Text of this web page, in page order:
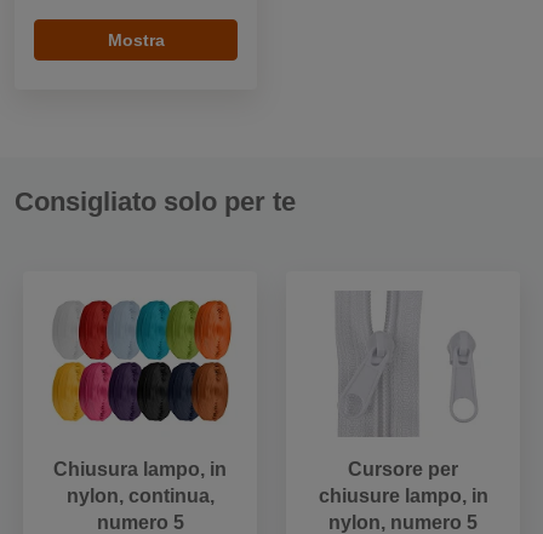
Mostra
Consigliato solo per te
Chiusura lampo, in
nylon, continua,
numero 5
Cursore per
chiusure lampo, in
nylon, numero 5